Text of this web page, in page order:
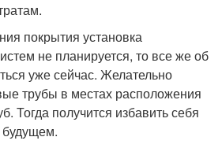
покрытия установка
не планируется, то все же об
уже сейчас. Желательно
трубы в местах расположения
Тогда получится избавить себя